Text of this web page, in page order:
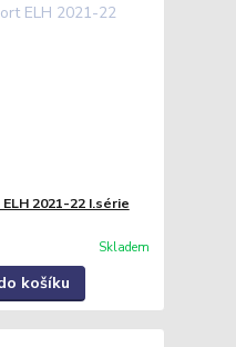
2021-22 I.série
Skladem
košíku